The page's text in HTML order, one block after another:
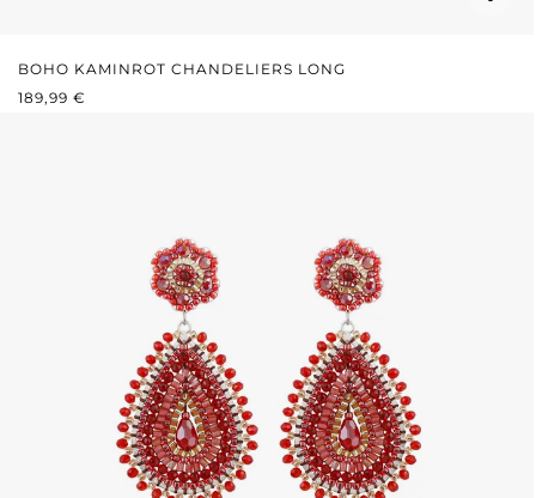
BOHO KAMINROT CHANDELIERS LONG
REGULÄRER PREIS:
189,99 €